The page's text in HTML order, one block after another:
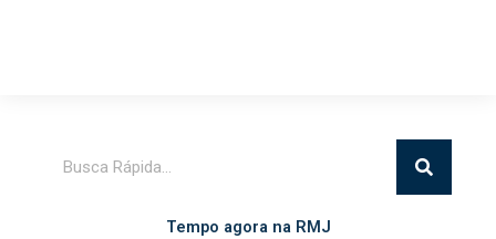
Tempo agora na RMJ